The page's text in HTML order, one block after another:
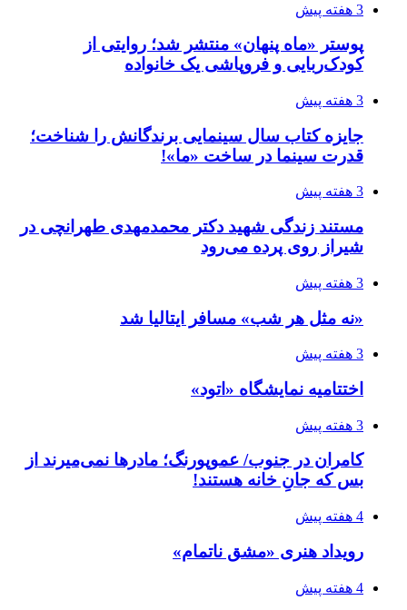
3 هفته پیش
پوستر «ماه پنهان» منتشر شد؛ روایتی از
کودک‌ربایی و فروپاشی یک خانواده
3 هفته پیش
جایزه کتاب سال سینمایی برندگانش را شناخت؛
قدرت سینما در ساخت «ما»!
3 هفته پیش
مستند زندگی شهید دکتر محمدمهدی طهرانچی در
شیراز روی پرده می‌رود
3 هفته پیش
«نه مثل هر شب» مسافر ایتالیا شد
3 هفته پیش
اختتامیه نمایشگاه «اتود»
3 هفته پیش
کامران در جنوب/ عموپورنگ؛ مادرها نمی‌میرند از
بس که جانِ خانه هستند!
4 هفته پیش
رویداد هنری «مشق ناتمام»
4 هفته پیش